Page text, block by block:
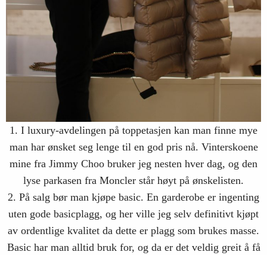
1. I luxury-avdelingen på toppetasjen kan man finne mye
man har ønsket seg lenge til en god pris nå. Vinterskoene
mine fra Jimmy Choo bruker jeg nesten hver dag, og den
lyse parkasen fra Moncler står høyt på ønskelisten.
2. På salg bør man kjøpe basic. En garderobe er ingenting
uten gode basicplagg, og her ville jeg selv definitivt kjøpt
av ordentlige kvalitet da dette er plagg som brukes masse.
Basic har man alltid bruk for, og da er det veldig greit å få